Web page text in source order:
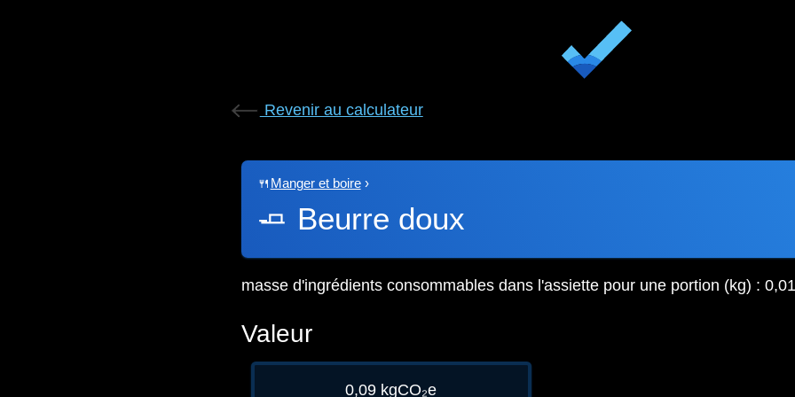
Revenir au calculateur
🍴 Manger et boire›
🧈 Beurre doux
masse d'ingrédients consommables dans l'assiette pour une portion (kg) : 0,01
Valeur
0,09 kgCO₂e